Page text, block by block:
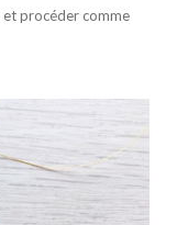
et procéder comme